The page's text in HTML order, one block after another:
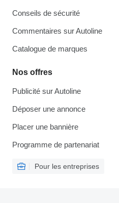
Conseils de sécurité
Commentaires sur Autoline
Catalogue de marques
Nos offres
Publicité sur Autoline
Déposer une annonce
Placer une bannière
Programme de partenariat
Pour les entreprises